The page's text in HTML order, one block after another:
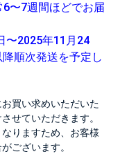
〜7週間ほどでお届
〜2025年11月24
順次発送を予定し
買い求めいただいた
せていただきます。
りますため、お客様
ございます。